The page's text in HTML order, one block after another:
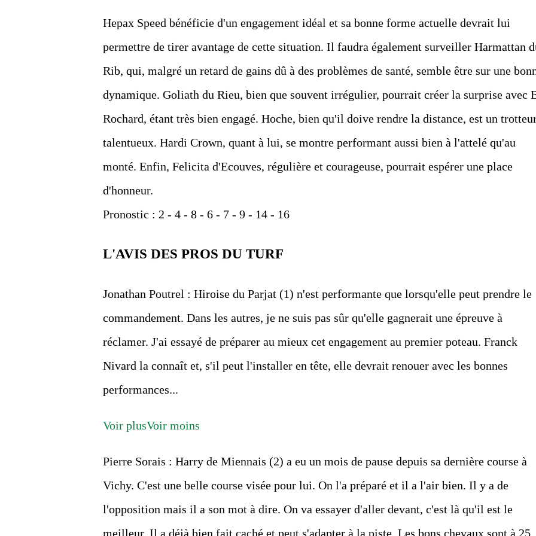
Hepax Speed bénéficie d'un engagement idéal et sa bonne forme actuelle devrait lui
permettre de tirer avantage de cette situation. Il faudra également surveiller Harmattan
Rib, qui, malgré un retard de gains dû à des problèmes de santé, semble être sur une
dynamique. Goliath du Rieu, bien que souvent irrégulier, pourrait créer la surprise avec
Rochard, étant très bien engagé. Hoche, bien qu'il doive rendre la distance, est un
talentueux. Hardi Crown, quant à lui, se montre performant aussi bien à l'attelé qu'au
monté. Enfin, Felicita d'Ecouves, régulière et courageuse, pourrait espérer une place
d'honneur.
Pronostic : 2 - 4 - 8 - 6 - 7 - 9 - 14 - 16
L'AVIS DES PROS DU TURF
Jonathan Poutrel : Hiroise du Parjat (1) n'est performante que lorsqu'elle peut prendre le
commandement. Dans les autres, je ne suis pas sûr qu'elle gagnerait une épreuve à
réclamer. J'ai essayé de préparer au mieux cet engagement au premier poteau. Franck
Nivard la connaît et, s'il peut l'installer en tête, elle devrait renouer avec les bonnes
performances...
Voir plusVoir moins
Pierre Sorais : Harry de Miennais (2) a eu un mois de pause depuis sa dernière course à
Vichy. C'est une belle course visée pour lui. On l'a préparé et il a l'air bien. Il y a de
l'opposition mais il a son mot à dire. On va essayer d'aller devant, c'est là qu'il est le
meilleur. Il a déjà bien fait caché et peut s'adapter à la piste. Les bons chevaux sont à 25